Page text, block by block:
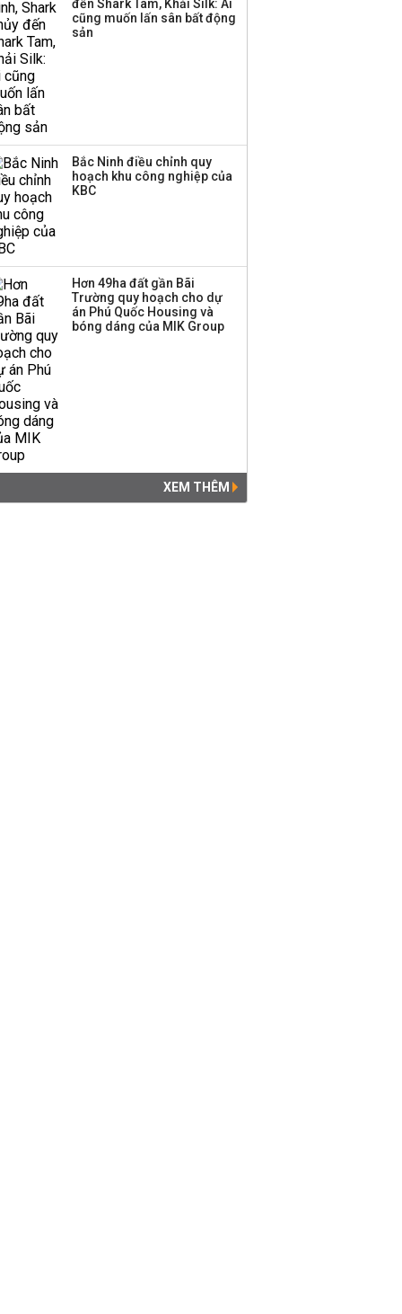
Giá USD hôm nay 23/5: Bật
đến Shark Tam, Khải Silk: Ai
cũng muốn lấn sân bất động
sản
Bắc Ninh điều chỉnh quy
hoạch khu công nghiệp của
KBC
Hơn 49ha đất gần Bãi
Trường quy hoạch cho dự
án Phú Quốc Housing và
bóng dáng của MIK Group
XEM THÊM